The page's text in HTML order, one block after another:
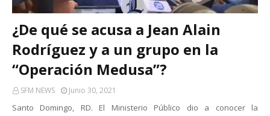
¿De qué se acusa a Jean Alain
Rodríguez y a un grupo en la
“Operación Medusa”?
SFM NEWS Junio 30, 2021
Santo Domingo, RD. El Ministerio Público dio a conocer la